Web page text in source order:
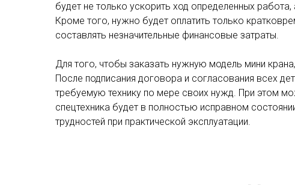
будет не только ускорить ход определенных
Кроме того, нужно будет оплатить только
составлять незначительные финансовые затраты.
Для того, чтобы заказать нужную модель мини
После подписания договора и согласования всех
требуемую технику по мере своих нужд. При этом
спецтехника будет в полностью исправном
трудностей при практической эксплуатации.